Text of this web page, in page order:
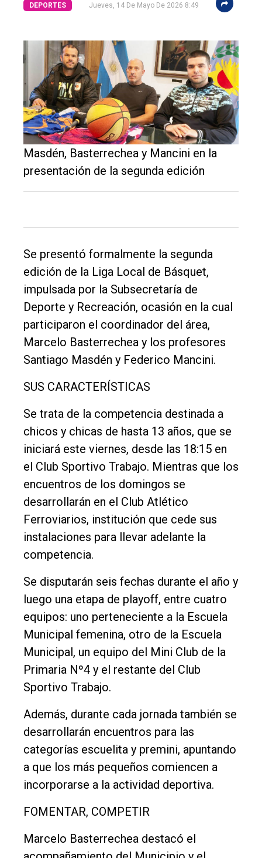
El
único
DIARIO
Balcarce
Inicio
Int.
General
Política
Cultura
Entrevistas
Rural
Deportes
Fúnebres
Edición
Empresa
Nosotros
Contacto
DEPORTES Jueves, 14 De Mayo De 2026 8:49
Masdén, Basterrechea y Mancini en la
presentación de la segunda edición
Se presentó formalmente la segunda
edición de la Liga Local de Básquet,
impulsada por la Subsecretaría de
Deporte y Recreación, ocasión en la cual
participaron el coordinador del área,
Marcelo Basterrechea y los profesores
Santiago Masdén y Federico Mancini.
SUS CARACTERÍSTICAS
Se trata de la competencia destinada a
chicos y chicas de hasta 13 años, que se
iniciará este viernes, desde las 18:15 en
el Club Sportivo Trabajo. Mientras que los
encuentros de los domingos se
desarrollarán en el Club Atlético
Ferroviarios, institución que cede sus
instalaciones para llevar adelante la
competencia.
Se disputarán seis fechas durante el año y
luego una etapa de playoff, entre cuatro
equipos: uno perteneciente a la Escuela
Municipal femenina, otro de la Escuela
Municipal, un equipo del Mini Club de la
Primaria Nº4 y el restante del Club
Sportivo Trabajo.
Además, durante cada jornada también se
desarrollarán encuentros para las
categorías escuelita y premini, apuntando
a que los más pequeños comiencen a
incorporarse a la actividad deportiva.
FOMENTAR, COMPETIR
Marcelo Basterrechea destacó el